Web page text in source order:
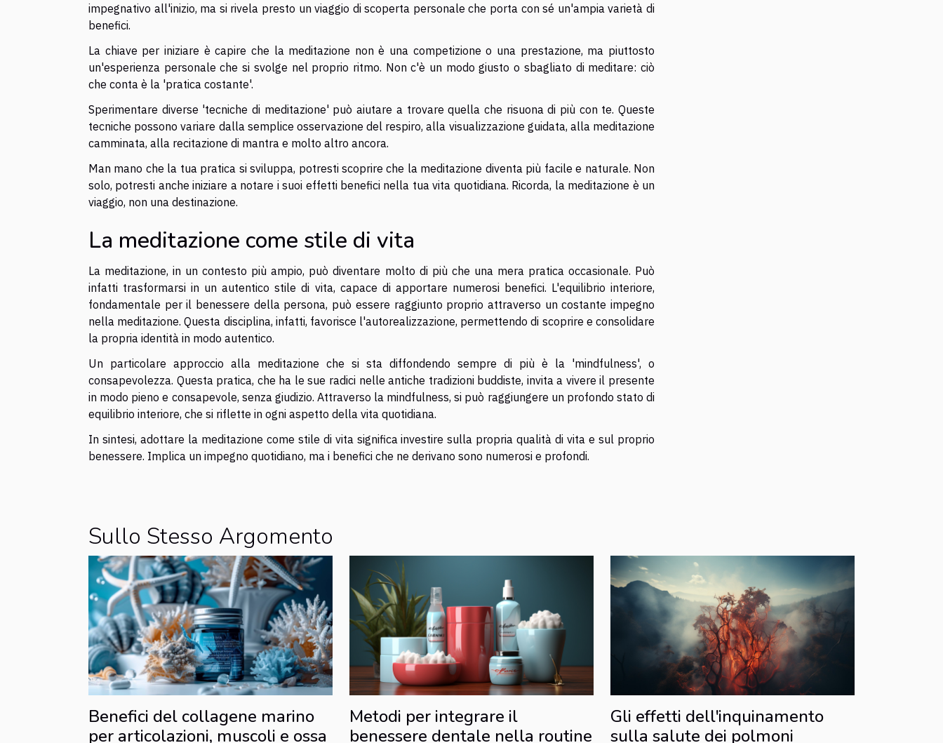
impegnativo all'inizio, ma si rivela presto un viaggio di scoperta personale che porta con sé un'ampia varietà di
benefici.
La chiave per iniziare è capire che la meditazione non è una competizione o una prestazione, ma piuttosto
un'esperienza personale che si svolge nel proprio ritmo. Non c'è un modo giusto o sbagliato di meditare: ciò
che conta è la 'pratica costante'.
Sperimentare diverse 'tecniche di meditazione' può aiutare a trovare quella che risuona di più con te. Queste
tecniche possono variare dalla semplice osservazione del respiro, alla visualizzazione guidata, alla meditazione
camminata, alla recitazione di mantra e molto altro ancora.
Man mano che la tua pratica si sviluppa, potresti scoprire che la meditazione diventa più facile e naturale. Non
solo, potresti anche iniziare a notare i suoi effetti benefici nella tua vita quotidiana. Ricorda, la meditazione è un
viaggio, non una destinazione.
La meditazione come stile di vita
La meditazione, in un contesto più ampio, può diventare molto di più che una mera pratica occasionale. Può
infatti trasformarsi in un autentico stile di vita, capace di apportare numerosi benefici. L'equilibrio interiore,
fondamentale per il benessere della persona, può essere raggiunto proprio attraverso un costante impegno
nella meditazione. Questa disciplina, infatti, favorisce l'autorealizzazione, permettendo di scoprire e consolidare
la propria identità in modo autentico.
Un particolare approccio alla meditazione che si sta diffondendo sempre di più è la 'mindfulness', o
consapevolezza. Questa pratica, che ha le sue radici nelle antiche tradizioni buddiste, invita a vivere il presente
in modo pieno e consapevole, senza giudizio. Attraverso la mindfulness, si può raggiungere un profondo stato di
equilibrio interiore, che si riflette in ogni aspetto della vita quotidiana.
In sintesi, adottare la meditazione come stile di vita significa investire sulla propria qualità di vita e sul proprio
benessere. Implica un impegno quotidiano, ma i benefici che ne derivano sono numerosi e profondi.
Sullo Stesso Argomento
Benefici del collagene marino
per articolazioni, muscoli e ossa
Metodi per integrare il
benessere dentale nella routine
Gli effetti dell'inquinamento
sulla salute dei polmoni